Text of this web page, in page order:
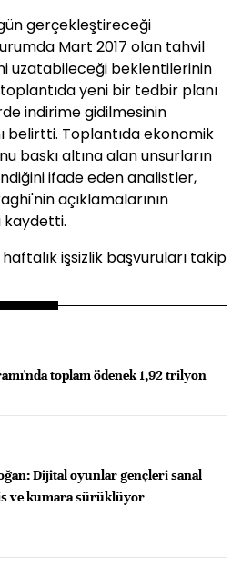
gerçekleştireceği
Mart 2017 olan tahvil
uzatabileceği beklentilerinin
toplantıda yeni bir tedbir planı
indirime gidilmesinin
belirtti. Toplantıda ekonomik
baskı altına alan unsurların
ifade eden analistler,
açıklamalarının
kaydetti.
işsizlik başvuruları takip
toplam ödenek 1,92 trilyon
Dijital oyunlar gençleri sanal
ve kumara sürüklüyor